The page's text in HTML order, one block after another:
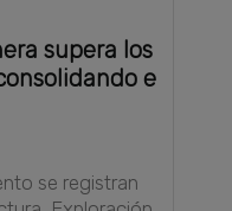
supera los
e
se registran